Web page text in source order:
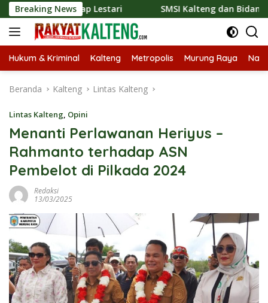
Langsung
ke
konten
Breaking News
Lestari SMSI Kalteng dan Bidan Sean Bangun
Hukum & Kriminal Kalteng Metropolis Murung Raya
Beranda Kalteng Lintas Kalteng
Lintas Kalteng, Opini
Menanti Perlawanan Heriyus –
Rahmanto terhadap ASN
Pembelot di Pilkada 2024
Redaksi
13/03/2025